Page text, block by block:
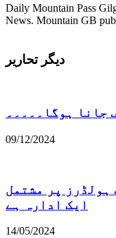
Daily Mountain Pass
News. Mountain GB
دیگر تحاریر
جانا ہوگا۔۔۔۔۔
09/12/2024
ہولڈرز پر مشتمل
ایک ادارہ ہے
14/05/2024